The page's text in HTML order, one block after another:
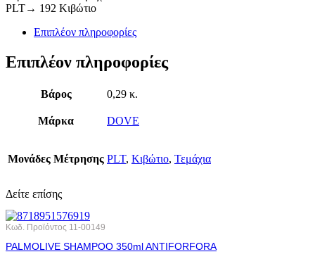
PLT→ 192 Κιβώτιο
Επιπλέον πληροφορίες
Επιπλέον πληροφορίες
Βάρος 0,29 κ.
Μάρκα DOVE
Μονάδες Μέτρησης PLT, Κιβώτιο, Τεμάχια
Δείτε επίσης
Κωδ. Προϊόντος 11-00149
PALMOLIVE SHAMPOO 350ml ANTIFORFORA